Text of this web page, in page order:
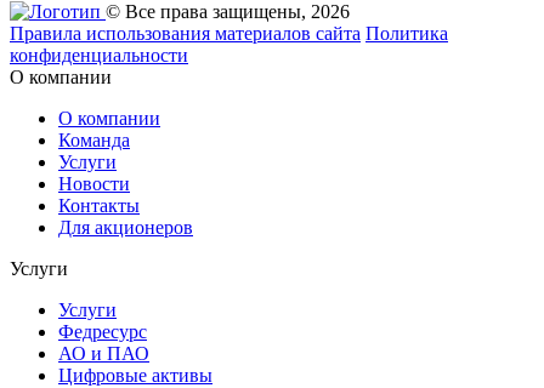
© Все права защищены, 2026
Правила использования материалов сайта Политика
конфиденциальности
О компании
О компании
Команда
Услуги
Новости
Контакты
Для акционеров
Услуги
Услуги
Федресурс
АО и ПАО
Цифровые активы